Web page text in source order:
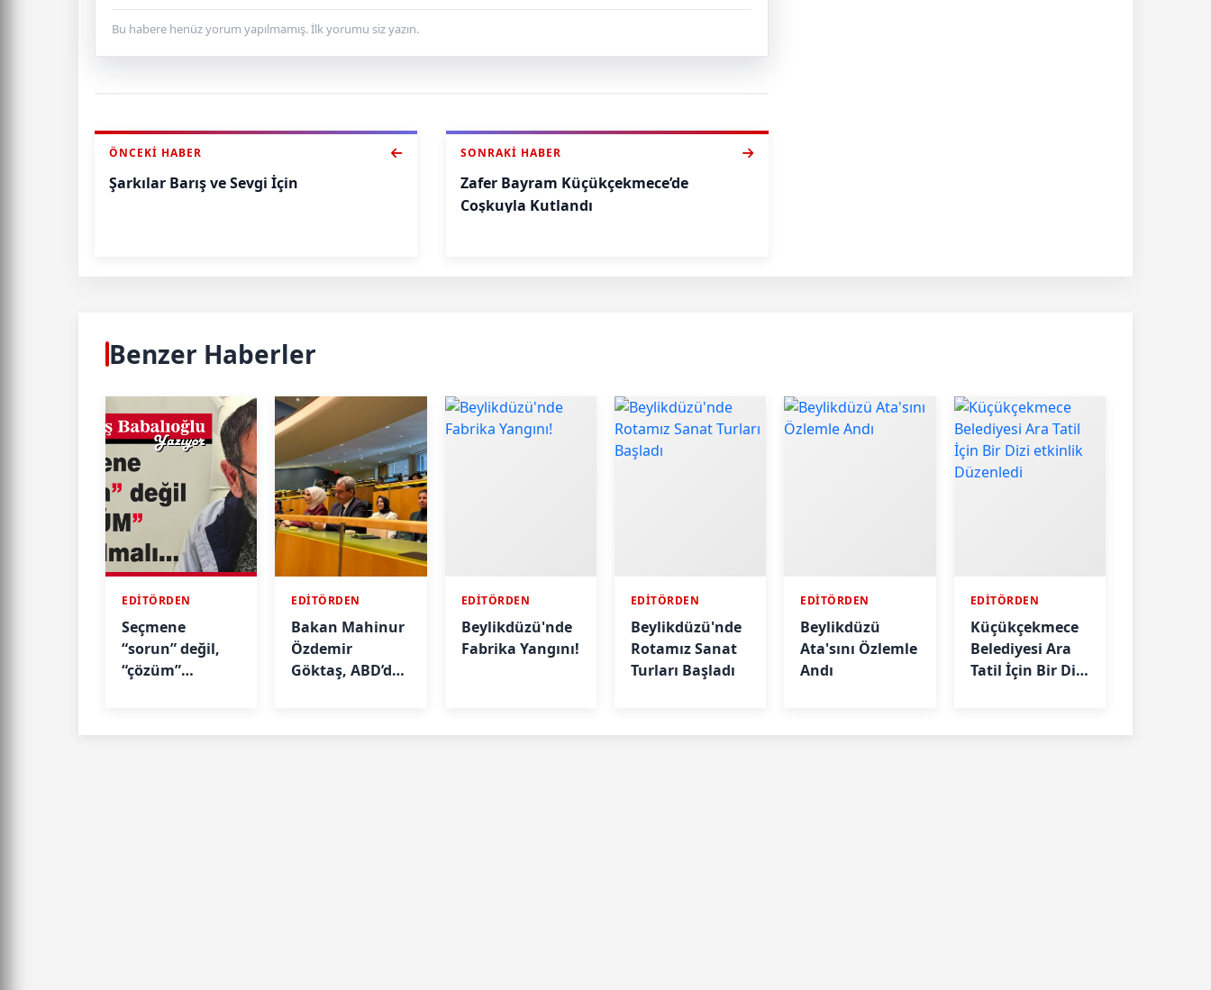
Bu habere henüz yorum yapılmamış. İlk yorumu siz yazın.
ÖNCEKI HABER
Şarkılar Barış ve Sevgi İçin
SONRAKI HABER
Zafer Bayram Küçükçekmece’de
Coşkuyla Kutlandı
Benzer Haberler
EDİTÖRDEN
Seçmene
“sorun” değil,
“çözüm”
EDİTÖRDEN
Bakan Mahinur
Özdemir
Göktaş, ABD’de
EDİTÖRDEN
Beylikdüzü'nde
Fabrika Yangını!
EDİTÖRDEN
Beylikdüzü'nde
Rotamız Sanat
Turları Başladı
EDİTÖRDEN
Beylikdüzü
Ata'sını Özlemle
Andı
EDİTÖRDEN
Küçükçekmece
Belediyesi Ara
Tatil İçin Bir Dizi